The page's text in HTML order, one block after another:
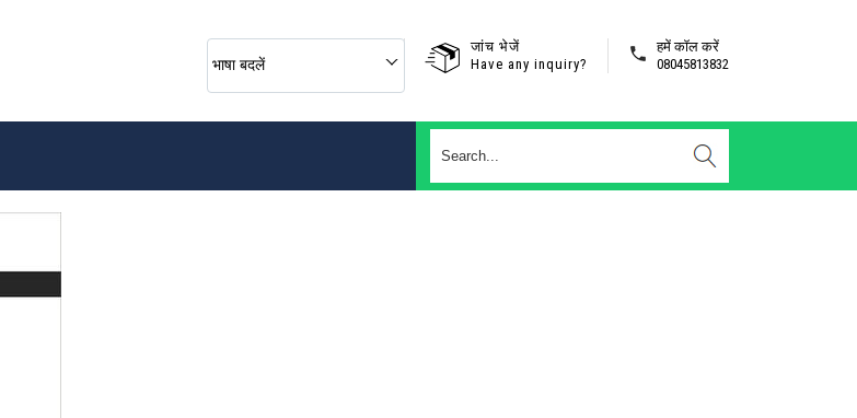
हमें कॉल करें
08045813832
जांच भेजें
Have any inquiry?
भाषा बदलें